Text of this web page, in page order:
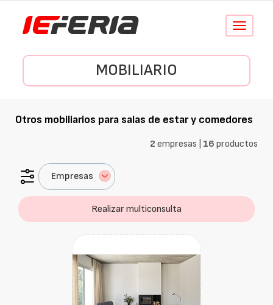
Conmutar
MOBILIARIO
Otros mobiliarios para salas de estar y comedores
2 empresas | 16 productos
Empresas
Realizar multiconsulta